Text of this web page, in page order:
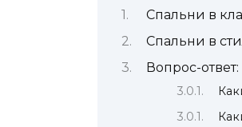
Спальни в
Спальни в
Вопрос-ответ: